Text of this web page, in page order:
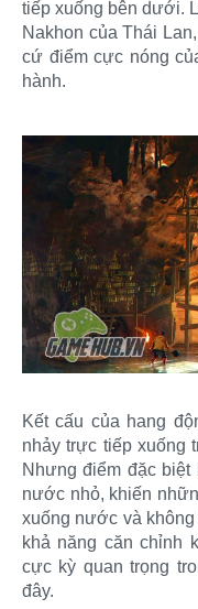
tiếp xuống bên dưới.
Nakhon của Thái
cứ điểm cực nóng
hành.
Kết cấu của hang
nhảy trực tiếp xuống
Nhưng điểm đặc
nước nhỏ, khiến
xuống nước và
khả năng căn chỉnh
cực kỳ quan trọng
đây.